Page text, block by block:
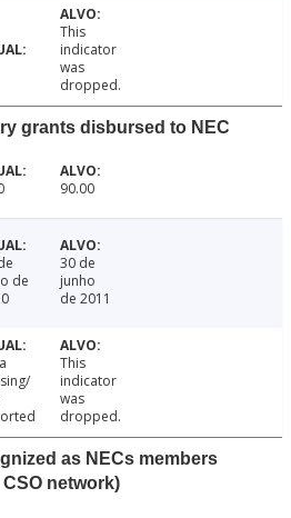
This
indicator
was
dropped.
grants disbursed to NEC
90.00
de
30 de
junho
de 2011
This
indicator
was
dropped.
as NECs members
network)